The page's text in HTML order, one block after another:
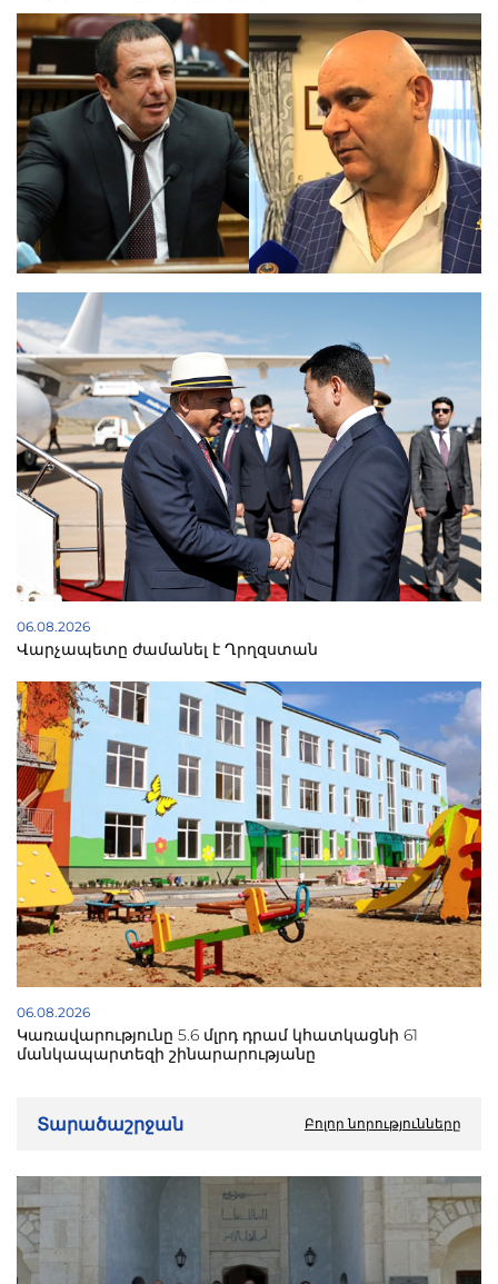
06.08.2026
Վարչապետը ժամանել է Ղրղզստան
06.08.2026
Կառավարությունը 5.6 մլրդ դրամ կհատկացնի 61
մանկապարտեզի շինարարությանը
Տարածաշրջան Բոլոր նորությունները